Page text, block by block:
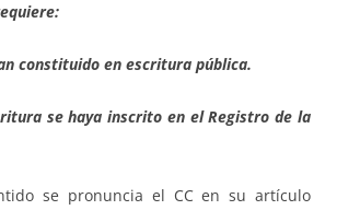
constituido en escritura pública.
se haya inscrito en el Registro de la
se pronuncia el CC en su artículo